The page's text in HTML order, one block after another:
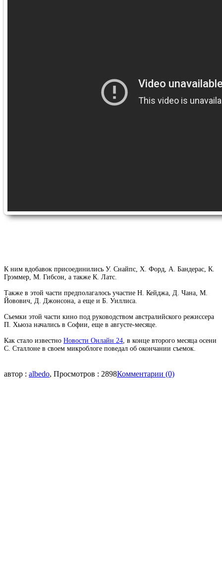
К ним вдобавок присоединились У. Снайпс, Х. Форд, А. Бандерас, К.
Грэммер, М. Гибсон, а также К. Латс.
Также в этой части предполагалось участие Н. Кейджа, Д. Чана, М.
Йовович, Д. Джонсона, а еще и Б. Уиллиса.
Съемки этой части кино под руководством австралийского режиссера
П. Хьюза начались в Софии, еще в августе-месяце.
Как стало известно Новости Онлайн 24, в конце второго месяца осени
С. Сталлоне в своем микроблоге поведал об окончании съемок.
автор : albedo, Просмотров : 2898Комментарии (0)